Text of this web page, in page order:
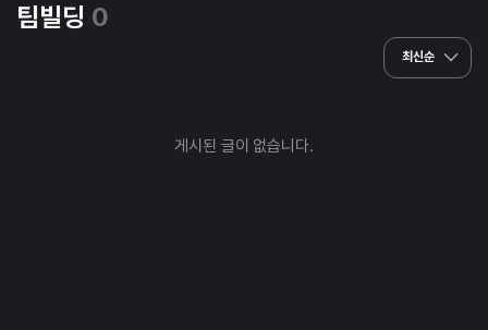
팀빌딩 0
최신순
게시된 글이 없습니다.